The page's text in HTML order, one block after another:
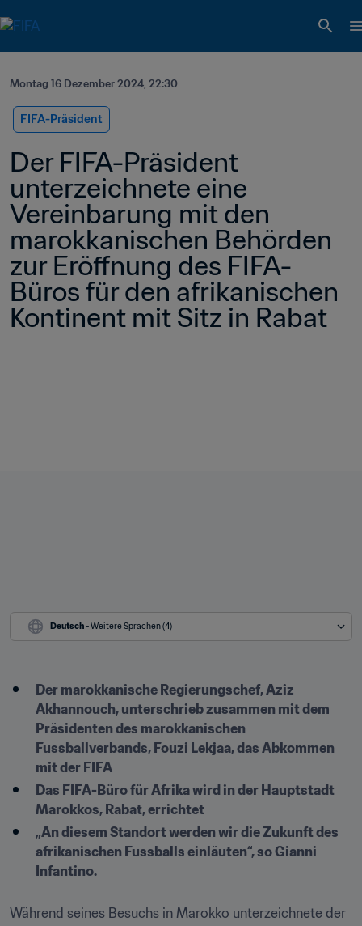
Montag 16 Dezember 2024, 22:30
FIFA-Präsident
Der FIFA-Präsident
unterzeichnete eine
Vereinbarung mit den
marokkanischen Behörden
zur Eröffnung des FIFA-
Büros für den afrikanischen
Kontinent mit Sitz in Rabat
Deutsch - Weitere Sprachen (4)
Der marokkanische Regierungschef, Aziz
Akhannouch, unterschrieb zusammen mit dem
Präsidenten des marokkanischen
Fussballverbands, Fouzi Lekjaa, das Abkommen
mit der FIFA
Das FIFA-Büro für Afrika wird in der Hauptstadt
Marokkos, Rabat, errichtet
„An diesem Standort werden wir die Zukunft des
afrikanischen Fussballs einläuten“, so Gianni
Infantino.
Während seines Besuchs in Marokko unterzeichnete der